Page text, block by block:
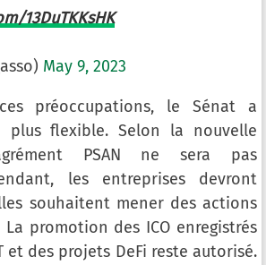
13DuTKKsHK
May 9, 2023
préoccupations, le Sénat a
plus flexible. Selon la nouvelle
PSAN ne sera pas
les entreprises devront
souhaitent mener des actions
promotion des ICO enregistrés
et des projets DeFi reste autorisé.